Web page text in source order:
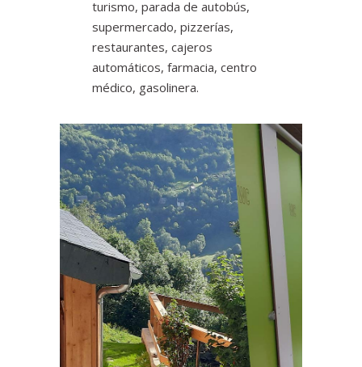
turismo, parada de autobús,
supermercado, pizzerías,
restaurantes, cajeros
automáticos, farmacia, centro
médico, gasolinera.